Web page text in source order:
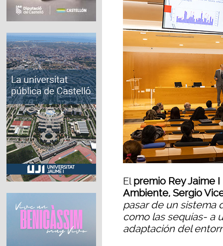
Elpremio Rey Jaime
Ambiente, Sergio
pasar de un sistema
como las sequías- a
adaptación del